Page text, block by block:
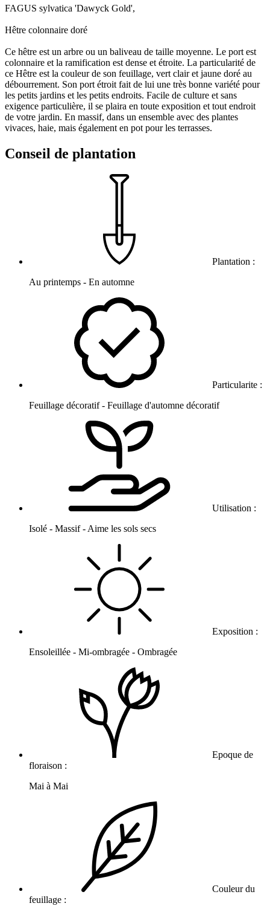
FAGUS sylvatica 'Dawyck Gold',
Hêtre colonnaire doré
Ce hêtre est un arbre ou un baliveau de taille moyenne. Le port est
colonnaire et la ramification est dense et étroite. La particularité de
ce Hêtre est la couleur de son feuillage, vert clair et jaune doré au
débourrement. Son port étroit fait de lui une très bonne variété pour
les petits jardins et les petits endroits. Facile de culture et sans
exigence particulière, il se plaira en toute exposition et tout endroit
de votre jardin. En massif, dans un ensemble avec des plantes
vivaces, haie, mais également en pot pour les terrasses.
Conseil de plantation
Plantation :
Au printemps - En automne
Particularite :
Feuillage décoratif - Feuillage d'automne décoratif
Utilisation :
Isolé - Massif - Aime les sols secs
Exposition :
Ensoleillée - Mi-ombragée - Ombragée
Epoque de
floraison :
Mai à Mai
Couleur du
feuillage :